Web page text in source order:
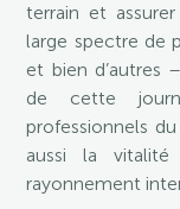
terrain et
large spectre de
et bien d’autres
de cette
professionnels
aussi la vitalité
rayonnement